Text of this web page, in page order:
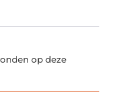
op deze